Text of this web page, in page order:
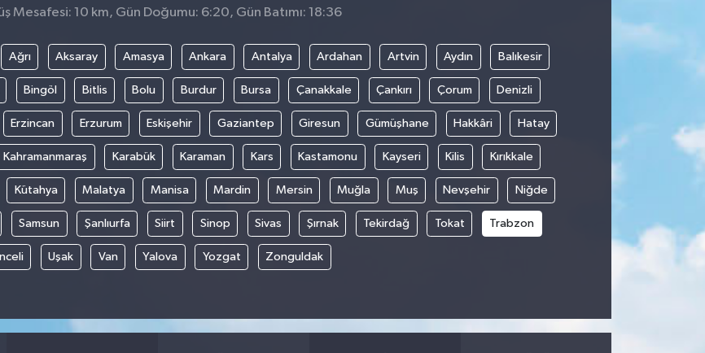
Mesafesi: 10 km, Gün Doğumu: 6:20, Gün Batımı: 18:36
Ağrı Aksaray Amasya Ankara Antalya Ardahan Artvin Aydın Balıkesir
Bingöl Bitlis Bolu Burdur Bursa Çanakkale Çankırı Çorum Denizli
Erzincan Erzurum Eskişehir Gaziantep Giresun Gümüşhane Hakkâri Hatay
Kahramanmaraş Karabük Karaman Kars Kastamonu Kayseri Kilis Kırıkkale
Kütahya Malatya Manisa Mardin Mersin Muğla Muş Nevşehir Niğde
Samsun Şanlıurfa Siirt Sinop Sivas Şırnak Tekirdağ Tokat Trabzon
Uşak Van Yalova Yozgat Zonguldak